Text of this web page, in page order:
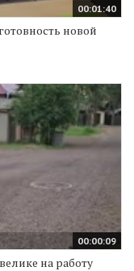
00:01:40
новой
00:00:09
на работу